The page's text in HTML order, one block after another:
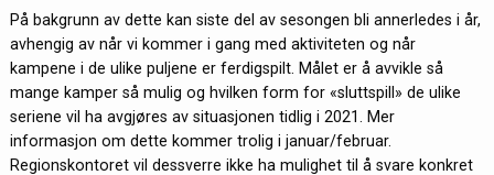
På bakgrunn av dette kan siste del av sesongen bli annerledes i år,
avhengig av når vi kommer i gang med aktiviteten og når
kampene i de ulike puljene er ferdigspilt. Målet er å avvikle så
mange kamper så mulig og hvilken form for «sluttspill» de ulike
seriene vil ha avgjøres av situasjonen tidlig i 2021. Mer
informasjon om dette kommer trolig i januar/februar.
Regionskontoret vil dessverre ikke ha mulighet til å svare konkret